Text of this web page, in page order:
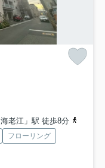
老江」駅 徒歩8分
フローリング